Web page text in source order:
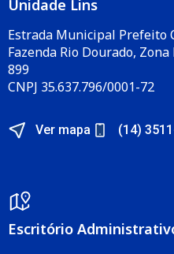
Unidade Lins
Estrada Municipal Prefeito
Fazenda Rio Dourado, Zona
899
CNPJ 35.637.796/0001-72
Ver mapa (14)
Escritório